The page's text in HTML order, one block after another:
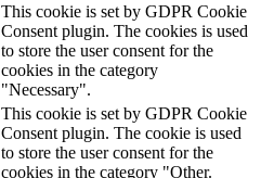
This cookie is set by GDPR Cookie
Consent plugin. The cookies is used
to store the user consent for the
cookies in the category
"Necessary".
This cookie is set by GDPR Cookie
Consent plugin. The cookie is used
to store the user consent for the
cookies in the category "Other.